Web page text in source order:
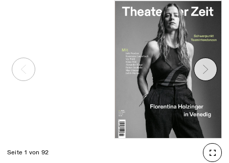
Seite 1 von 92